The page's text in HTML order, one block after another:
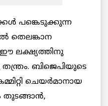
പങ്കെടുക്കുന്ന
തെലങ്കാന
ലക്ഷ്യത്തിനു
തന്ത്രം. ബിജെപിയുടെ
ചെയര്‍മാനായ
തുടങ്ങാന്‍,